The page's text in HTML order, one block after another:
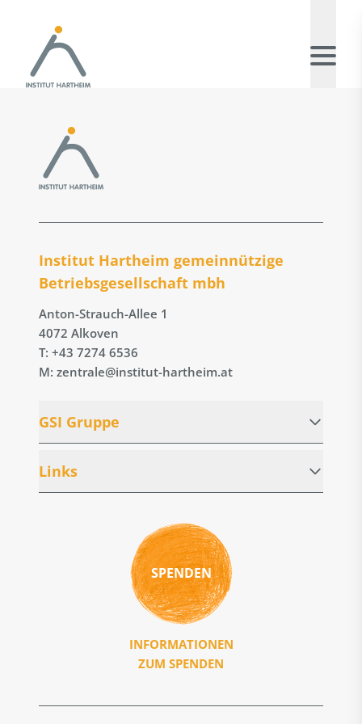
Institut Hartheim gemeinnützige
Betriebs­gesellschaft mbh
Anton-Strauch-Allee 1
4072 Alkoven
T: +43 7274 6536
M: zentrale@institut-hartheim.at
GSI Gruppe
Links
SPENDEN
INFORMATIONEN
ZUM SPENDEN